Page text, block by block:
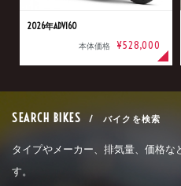
2026年ADV160
本体価格 ¥528,000
SEARCH BIKES / バイクを検索
タイプやメーカー、排気量、価格な
す。